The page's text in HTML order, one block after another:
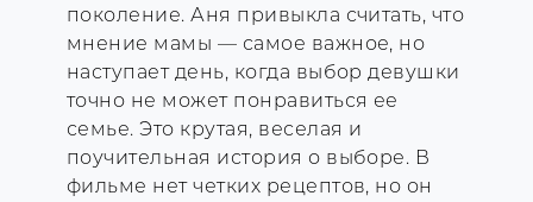
поколение. Аня привыкла считать, что
мнение мамы — самое важное, но
наступает день, когда выбор девушки
точно не может понравиться ее
семье. Это крутая, веселая и
поучительная история о выборе. В
фильме нет четких рецептов, но он